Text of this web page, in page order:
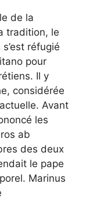
de la
tradition, le
réfugié
pour
Il y
considérée
Avant
les
ab
des deux
le pape
Marinus